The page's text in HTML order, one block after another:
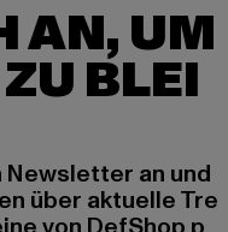
AN, UM
BLEI
an und
über aktuelle Tre